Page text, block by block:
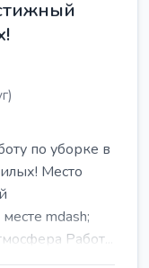
по уборке в
Место
mdash;
Работ...